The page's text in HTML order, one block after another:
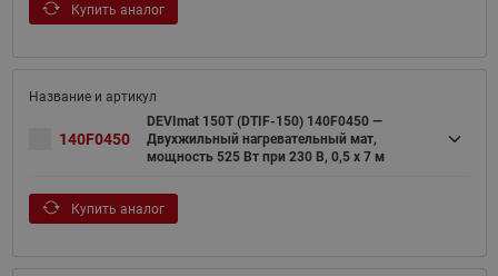
Купить аналог
140F0450
DEVImat 150T (DTIF-150) 140F0450 —
Двухжильный нагревательный мат,
мощность 525 Вт при 230 В, 0,5 х 7 м
Купить аналог